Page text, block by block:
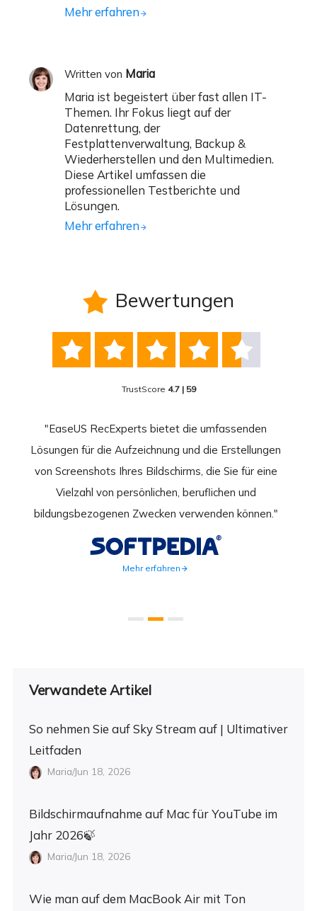
Mehr erfahren
Written von Maria
Maria ist begeistert über fast allen IT-
Themen. Ihr Fokus liegt auf der
Datenrettung, der
Festplattenverwaltung, Backup &
Wiederherstellen und den Multimedien.
Diese Artikel umfassen die
professionellen Testberichte und
Lösungen.
Mehr erfahren
 Bewertungen
    
TrustScore 4.7 | 59
"EaseUS RecExperts bietet die umfassenden
Lösungen für die Aufzeichnung und die Erstellungen
von Screenshots Ihres Bildschirms, die Sie für eine
Vielzahl von persönlichen, beruflichen und
bildungsbezogenen Zwecken verwenden können."
Mehr erfahren
Verwandete Artikel
So nehmen Sie auf Sky Stream auf | Ultimativer
Leitfaden
Maria/Jun 18, 2026
Bildschirmaufnahme auf Mac für YouTube im
Jahr 2026🍃
Maria/Jun 18, 2026
Wie man auf dem MacBook Air mit Ton